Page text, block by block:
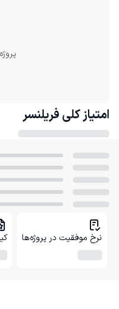
امتیاز کلی فریلنسر
نرخ موفقیت در پروژه‌ها